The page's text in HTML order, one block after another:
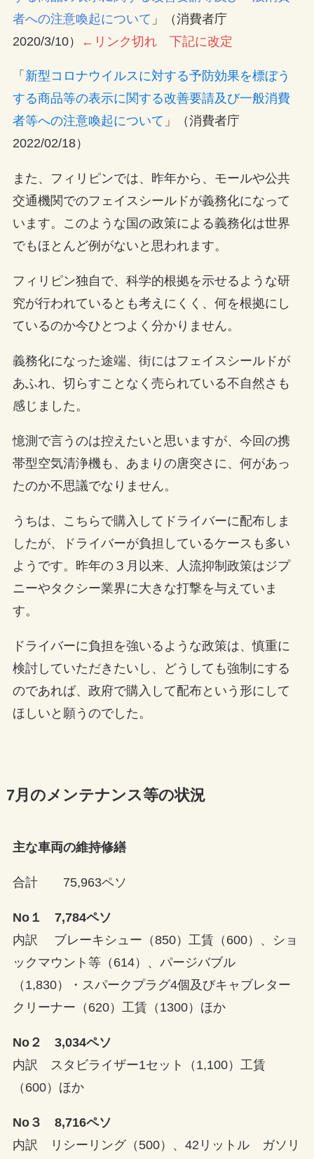
者への注意喚起について 」（消費者庁
2020/3/10）
←リンク切れ 下記に改定
「 新型コロナウイルスに対する予防効果を標ぼう
する商品等の表示に関する改善要請及び一般消費
者等への注意喚起について 」（消費者庁
2022/02/18）
また、フィリピンでは、昨年から、モールや公共
交通機関でのフェイスシールドが義務化になって
います。このような国の政策による義務化は世界
でもほとんど例がないと思われます。
フィリピン独自で、科学的根拠を示せるような研
究が行われているとも考えにくく、何を根拠にし
ているのか今ひとつよく分かりません。
義務化になった途端、街にはフェイスシールドが
あふれ、切らすことなく売られている不自然さも
感じました。
憶測で言うのは控えたいと思いますが、今回の携
帯型空気清浄機も、あまりの唐突さに、何があっ
たのか不思議でなりません。
うちは、こちらで購入してドライバーに配布しま
したが、ドライバーが負担しているケースも多い
ようです。昨年の３月以来、人流抑制政策はジプ
ニーやタクシー業界に大きな打撃を与えていま
す。
ドライバーに負担を強いるような政策は、慎重に
検討していただきたいし、どうしても強制にする
のであれば、政府で購入して配布という形にして
ほしいと願うのでした。
7月のメンテナンス等の状況
主な車両の維持修繕
合計 75,963ペソ
No１ 7,784ペソ
内訳 ブレーキシュー（850）工賃（600）、ショ
ックマウント等（614）、パージバブル
（1,830）・スパークプラグ4個及びキャブレター
クリーナー（620）工賃（1300）ほか
No２ 3,034ペソ
内訳 スタビライザー1セット（1,100）工賃
（600）ほか
No３ 8,716ペソ
内訳 リシーリング（500）、42リットル ガソリ